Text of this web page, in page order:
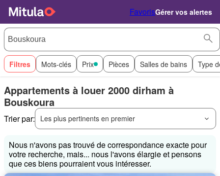
FavorisGérer vos alertes
Filtres Mots-clés Prix Pièces Salles de bains Type
Appartements à louer 2000 dirham à
Bouskoura
Trier par: Les plus pertinents en premier
Nous n'avons pas trouvé de correspondance exacte pour
votre recherche, mais... nous l'avons élargie et pensons
que ces biens pourraient vous intéresser.